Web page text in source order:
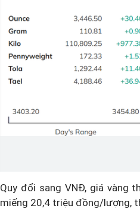
Quy đổi sang VNĐ, giá vàng
miếng 20,4 triệu đồng/lượng,